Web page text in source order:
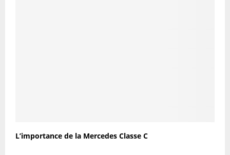
L’importance de la Mercedes Classe C